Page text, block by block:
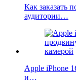
Как заказать
аудитории…
Apple iPhone
и…